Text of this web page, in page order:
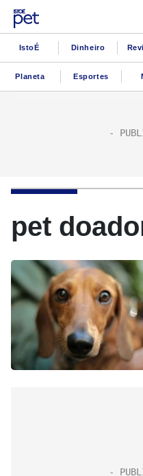
IstoÉ Dinheiro
Planeta Esportes
pet